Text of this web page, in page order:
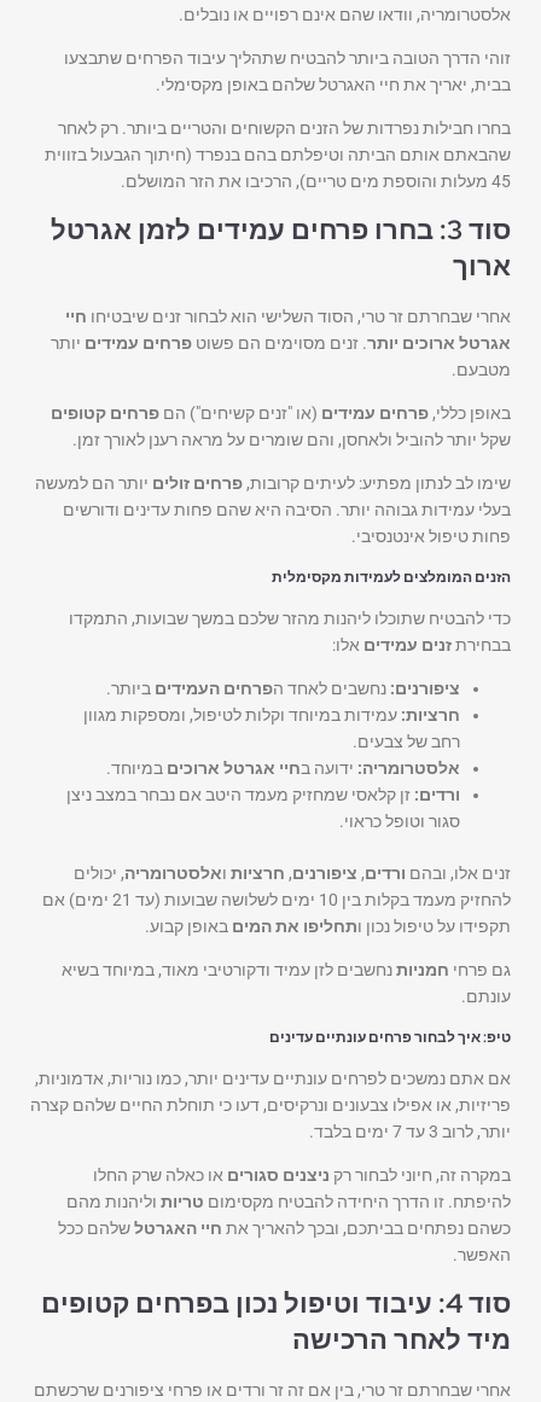
אלסטרומריה, וודאו שהם אינם רפויים או נובלים.
זוהי הדרך הטובה ביותר להבטיח שתהליך עיבוד הפרחים שתבצעו
בבית, יאריך את חיי האגרטל שלהם באופן מקסימלי.
בחרו חבילות נפרדות של הזנים הקשוחים והטריים ביותר. רק לאחר
שהבאתם אותם הביתה וטיפלתם בהם בנפרד (חיתוך הגבעול בזווית
45 מעלות והוספת מים טריים), הרכיבו את הזר המושלם.
סוד 3: בחרו פרחים עמידים לזמן אגרטל
ארוך
אחרי שבחרתם זר טרי, הסוד השלישי הוא לבחור זנים שיבטיחו חיי
אגרטל ארוכים יותר. זנים מסוימים הם פשוט פרחים עמידים יותר
מטבעם.
באופן כללי, פרחים עמידים (או "זנים קשיחים") הם פרחים קטופים
שקל יותר להוביל ולאחסן, והם שומרים על מראה רענן לאורך זמן.
שימו לב לנתון מפתיע: לעיתים קרובות, פרחים זולים יותר הם למעשה
בעלי עמידות גבוהה יותר. הסיבה היא שהם פחות עדינים ודורשים
פחות טיפול אינטנסיבי.
הזנים המומלצים לעמידות מקסימלית
כדי להבטיח שתוכלו ליהנות מהזר שלכם במשך שבועות, התמקדו
בבחירתזנים עמידים אלו:
ציפורנים: נחשבים לאחד הפרחים העמידים ביותר.
חרציות: עמידות במיוחד וקלות לטיפול, ומספקות מגוון
רחב של צבעים.
אלסטרומריה: ידועה בחיי אגרטל ארוכים במיוחד.
ורדים: זן קלאסי שמחזיק מעמד היטב אם נבחר במצב ניצן
סגור וטופל כראוי.
זנים אלו, ובהם ורדים, ציפורנים, חרציות ואלסטרומריה, יכולים
להחזיק מעמד בקלות בין 10 ימים לשלושה שבועות (עד 21 ימים) אם
תקפידו על טיפול נכון ותחליפו את המים באופן קבוע.
גם פרחי חמניותנחשבים לזן עמיד ודקורטיבי מאוד, במיוחד בשיא
עונתם.
טיפ: איך לבחור פרחים עונתיים עדינים
אם אתם נמשכים לפרחים עונתיים עדינים יותר, כמו נוריות, אדמוניות,
פריזיות, או אפילו צבעונים ונרקיסים, דעו כי תוחלת החיים שלהם קצרה
יותר, לרוב 3 עד 7 ימים בלבד.
במקרה זה, חיוני לבחור רק ניצנים סגורים או כאלה שרק החלו
להיפתח. זו הדרך היחידה להבטיח מקסימום טריות וליהנות מהם
כשהם נפתחים בביתכם, ובכך להאריך את חיי האגרטלשלהם ככל
האפשר.
סוד 4: עיבוד וטיפול נכון בפרחים קטופים
מיד לאחר הרכישה
אחרי שבחרתם זר טרי, בין אם זה זר ורדים או פרחי ציפורנים שרכשתם